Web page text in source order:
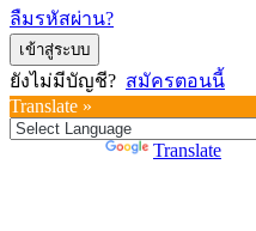
ลืมรหัสผ่าน?
เข้าสู่ระบบ
ยังไม่มีบัญชี? สมัครตอนนี้
Translate »
Translate